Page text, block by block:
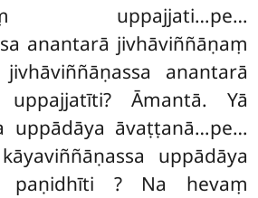
uppajjati…pe…
anantarā jivhāviññāṇaṃ
anantarā
uppajjatīti? Āmantā. Yā
uppādāya āvaṭṭanā…pe…
uppādāya
paṇidhīti ? Na hevaṃ